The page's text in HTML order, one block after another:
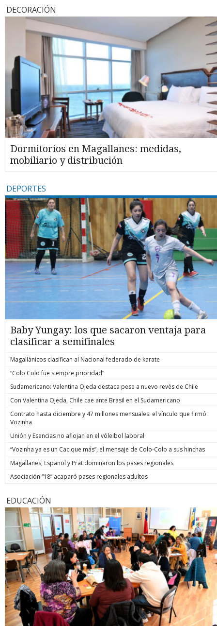
DECORACIÓN
Dormitorios en Magallanes: medidas,
mobiliario y distribución
DEPORTES
Baby Yungay: los que sacaron ventaja para
clasificar a semifinales
Magallánicos clasifican al Nacional federado de karate
“Colo Colo fue siempre prioridad”
Sudamericano: Valentina Ojeda destaca pese a nuevo revés de Chile
Con Valentina Ojeda, Chile cae ante Brasil en el Sudamericano
Contrato hasta diciembre y 47 millones mensuales: el vínculo que firmó
Vozinha
Unión y Esencias no aflojan en el vóleibol laboral
“Vozinha ya es un Cacique más”, el mensaje de Colo-Colo a sus hinchas
Magallanes, Español y Prat dominaron los pases regionales
Asociación “18” acaparó pases regionales adultos
EDUCACIÓN